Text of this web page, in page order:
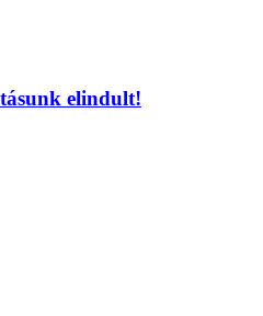
elindult!